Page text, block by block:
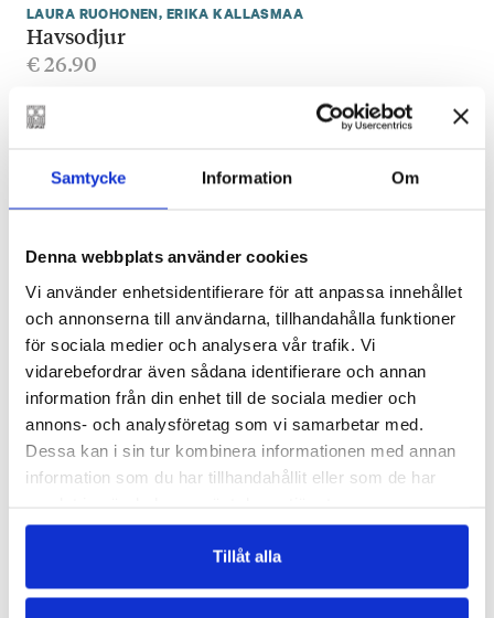
Samtycke Information Om
Denna webbplats använder cookies
Vi använder enhetsidentifierare för att anpassa innehållet
och annonserna till användarna, tillhandahålla funktioner
för sociala medier och analysera vår trafik. Vi
vidarebefordrar även sådana identifierare och annan
information från din enhet till de sociala medier och
annons- och analysföretag som vi samarbetar med.
Dessa kan i sin tur kombinera informationen med annan
information som du har tillhandahållit eller som de har
Tillåt alla
LAURA RUOHONEN, ERIKA KALLASMAA
Havsodjur
€26.90
RUOHONEN
€25.90